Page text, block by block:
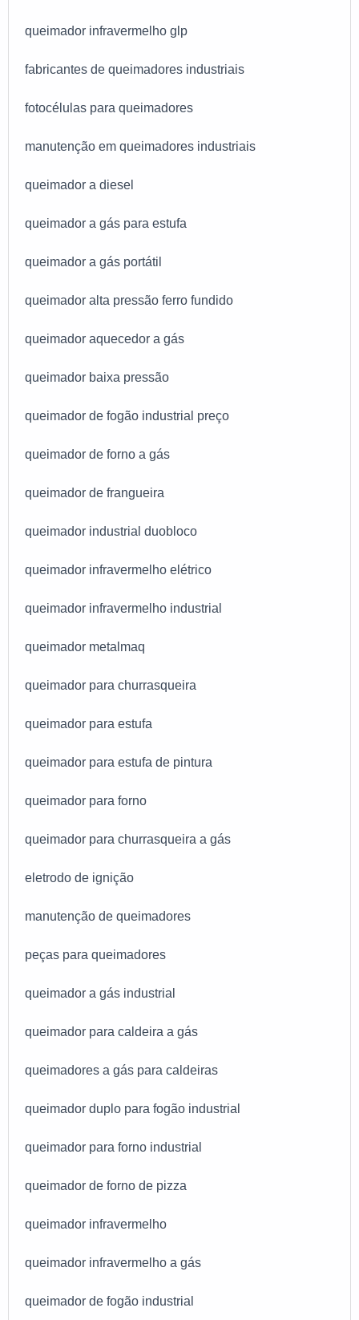
queimador infravermelho glp
fabricantes de queimadores industriais
fotocélulas para queimadores
manutenção em queimadores industriais
queimador a diesel
queimador a gás para estufa
queimador a gás portátil
queimador alta pressão ferro fundido
queimador aquecedor a gás
queimador baixa pressão
queimador de fogão industrial preço
queimador de forno a gás
queimador de frangueira
queimador industrial duobloco
queimador infravermelho elétrico
queimador infravermelho industrial
queimador metalmaq
queimador para churrasqueira
queimador para estufa
queimador para estufa de pintura
queimador para forno
queimador para churrasqueira a gás
eletrodo de ignição
manutenção de queimadores
peças para queimadores
queimador a gás industrial
queimador para caldeira a gás
queimadores a gás para caldeiras
queimador duplo para fogão industrial
queimador para forno industrial
queimador de forno de pizza
queimador infravermelho
queimador infravermelho a gás
queimador de fogão industrial